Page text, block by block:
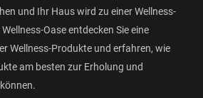
und Ihr Haus wird zu einer Wellness-
Oase entdecken Sie eine
Wellness-Produkte und erfahren, wie
am besten zur Erholung und